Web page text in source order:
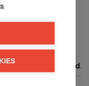
Terras
Verd.